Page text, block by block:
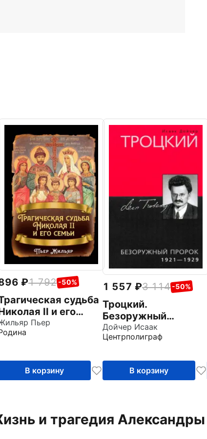
1 792 -50%
судьба
II и его
Пьер
В корзину
1 557 3 114 -50%
Троцкий.
Безоружный
пророк. 1921 1929
гг.
Дойчер Исаак
Центрполиграф
В корзину
и трагедия